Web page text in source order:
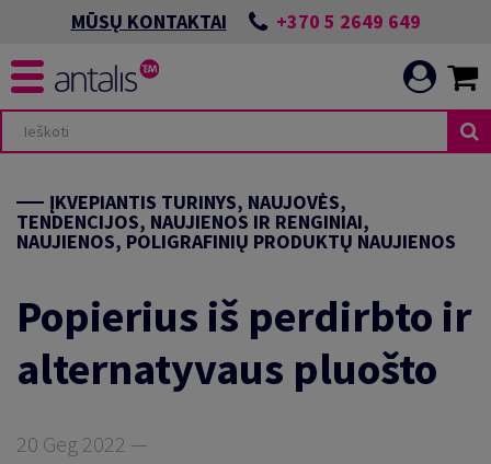
MŪSŲ KONTAKTAI +370 5 2649 649
ĮKVEPIANTIS TURINYS, NAUJOVĖS,
TENDENCIJOS, NAUJIENOS IR RENGINIAI,
NAUJIENOS, POLIGRAFINIŲ PRODUKTŲ NAUJIENOS
Popierius iš perdirbto ir
alternatyvaus pluošto
20 Geg 2022 —